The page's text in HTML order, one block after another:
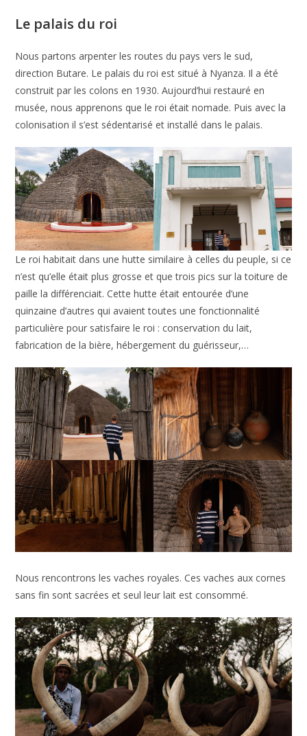
Le palais du roi
Nous partons arpenter les routes du pays vers le sud,
direction Butare. Le palais du roi est situé à Nyanza. Il a été
construit par les colons en 1930. Aujourd’hui restauré en
musée, nous apprenons que le roi était nomade. Puis avec la
colonisation il s’est sédentarisé et installé dans le palais.
Le roi habitait dans une hutte similaire à celles du peuple, si ce
n’est qu’elle était plus grosse et que trois pics sur la toiture de
paille la différenciait. Cette hutte était entourée d’une
quinzaine d’autres qui avaient toutes une fonctionnalité
particulière pour satisfaire le roi : conservation du lait,
fabrication de la bière, hébergement du guérisseur,…
Nous rencontrons les vaches royales. Ces vaches aux cornes
sans fin sont sacrées et seul leur lait est consommé.